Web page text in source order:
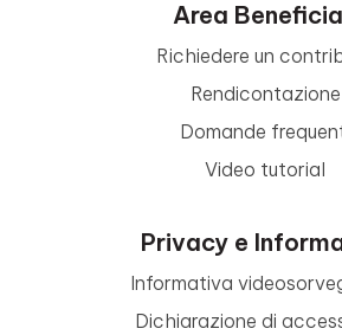
Area
Richiedere un
Rendicontazione
Domande
Video tutorial
Privacy e
Informativa
Dichiarazione di